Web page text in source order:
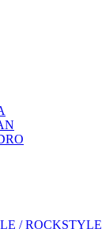
/ ROCKSTYLE